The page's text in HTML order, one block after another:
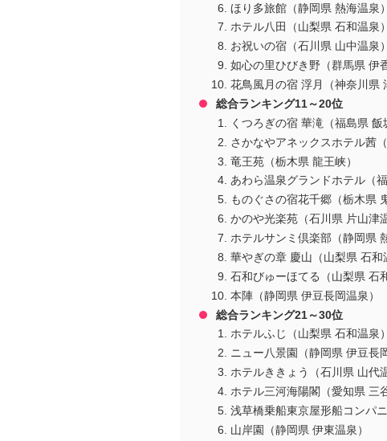
ほり多旅館（静岡県 熱海温泉）
ホテル八田（山梨県 石和温泉）
お祝いの宿（石川県 山中温泉）
如心の里ひびき野（群馬県 伊
花鳥風月の宿 浮月（神奈川県
総合ランキング11～20位
くつろぎの宿 華滝（福島県 飯
さかなやアネックスホテル茜
竜王苑（栃木県 龍王峡）
あわら温泉グランドホテル（
ものぐさの宿花千郷（栃木県
かのや光楽苑（石川県 片山津
ホテルサンミ倶楽部（静岡県
華やぎの章 慶山（山梨県 石和
石和びゅーほてる（山梨県 石
本陣（静岡県 伊豆長岡温泉）
総合ランキング21～30位
ホテルふじ（山梨県 石和温泉）
ニュー八景園（静岡県 伊豆長
ホテルききょう（石川県 山代
ホテル三河海陽閣（愛知県 三
浅草橋乗船東京屋形船コンパ
山岸園（静岡県 伊東温泉）